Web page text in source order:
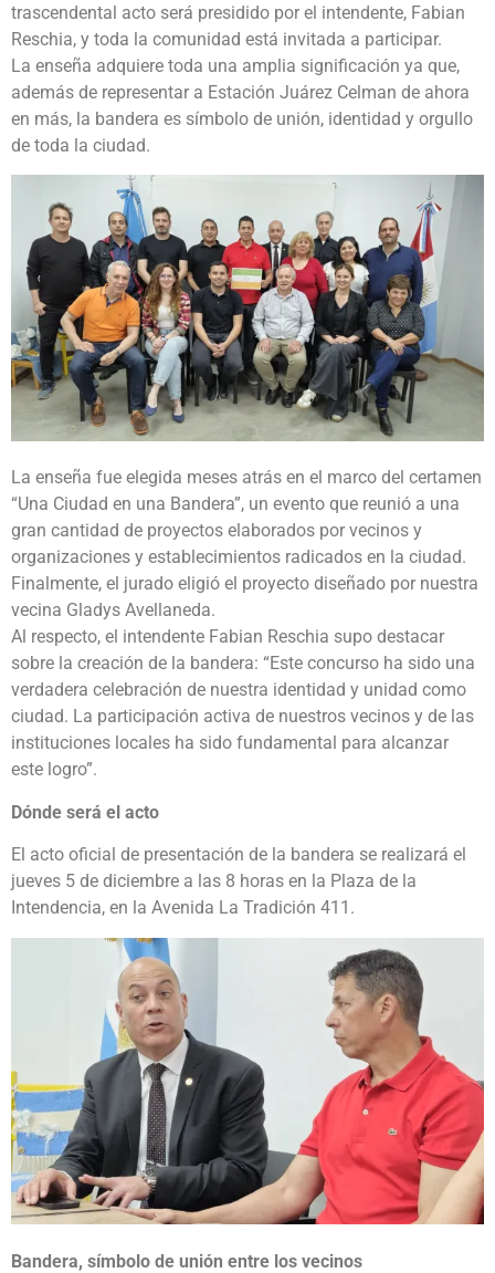
trascendental acto será presidido por el intendente, Fabian
Reschia, y toda la comunidad está invitada a participar.
La enseña adquiere toda una amplia significación ya que,
además de representar a Estación Juárez Celman de ahora
en más, la bandera es símbolo de unión, identidad y orgullo
de toda la ciudad.
La enseña fue elegida meses atrás en el marco del certamen
“Una Ciudad en una Bandera”, un evento que reunió a una
gran cantidad de proyectos elaborados por vecinos y
organizaciones y establecimientos radicados en la ciudad.
Finalmente, el jurado eligió el proyecto diseñado por nuestra
vecina Gladys Avellaneda.
Al respecto, el intendente Fabian Reschia supo destacar
sobre la creación de la bandera: “Este concurso ha sido una
verdadera celebración de nuestra identidad y unidad como
ciudad. La participación activa de nuestros vecinos y de las
instituciones locales ha sido fundamental para alcanzar
este logro”.
Dónde será el acto
El acto oficial de presentación de la bandera se realizará el
jueves 5 de diciembre a las 8 horas en la Plaza de la
Intendencia, en la Avenida La Tradición 411.
Bandera, símbolo de unión entre los vecinos